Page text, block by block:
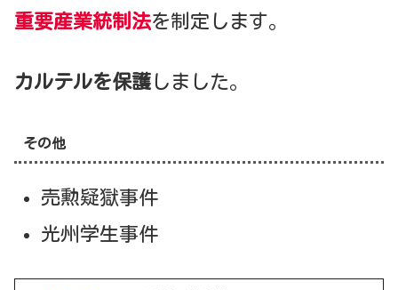
重要産業統制法を制定します。
カルテルを保護しました。
その他
売勲疑獄事件
光州学生事件